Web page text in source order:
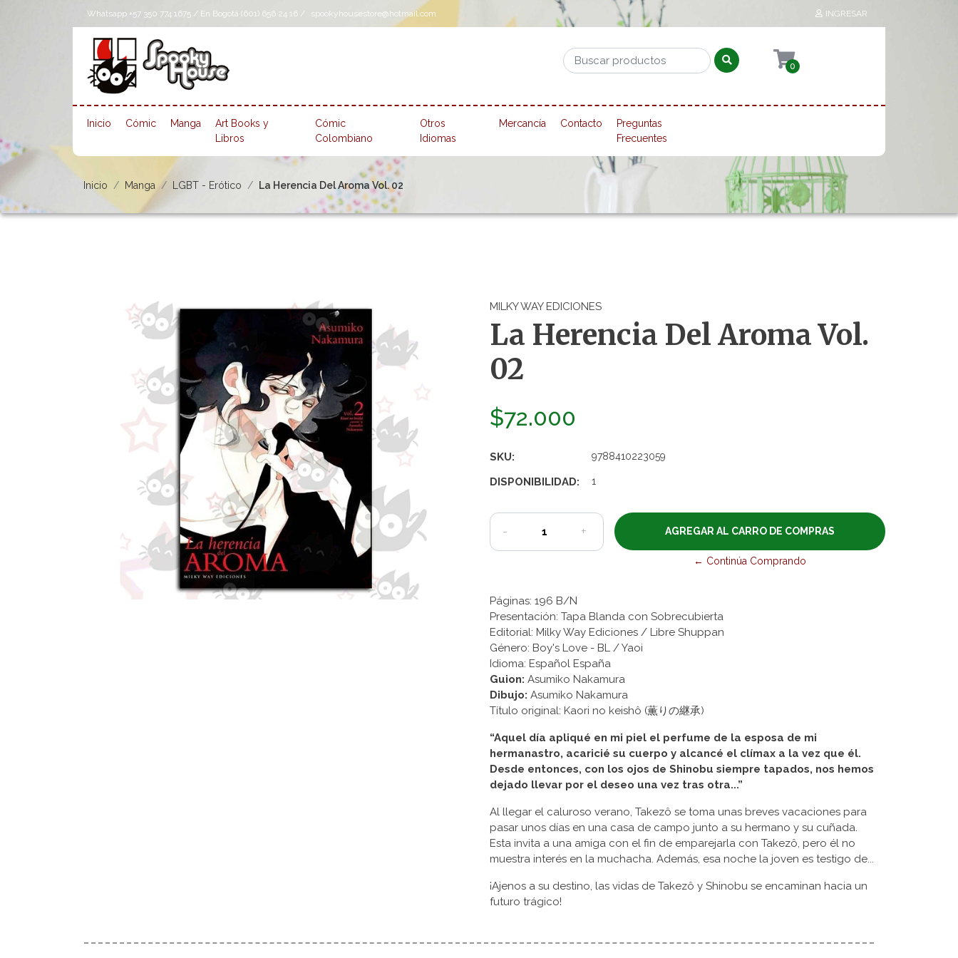
Whatsapp +57 350 774 1675 / En Bogotá (601) 656 24 16 / spookyhousestore@hotmail.com INGRESAR
0
Inicio Cómic Manga
Art Books y
Libros
Cómic
Colombiano
Otros
Idiomas
Mercancía Contacto
Preguntas
Frecuentes
Inicio Manga LGBT - Erótico La Herencia Del Aroma Vol. 02
MILKY WAY EDICIONES
La Herencia Del Aroma Vol.
02
$72.000
SKU: 9788410223059
DISPONIBILIDAD: 1
- +
← Continúa Comprando
Páginas: 196 B/N
Presentación: Tapa Blanda con Sobrecubierta
Editorial: Milky Way Ediciones / Libre Shuppan
Género: Boy's Love - BL / Yaoi
Idioma: Español España
Guion: Asumiko Nakamura
Dibujo: Asumiko Nakamura
Título original: Kaori no keishô (薫りの継承)
“Aquel día apliqué en mi piel el perfume de la esposa de mi
hermanastro, acaricié su cuerpo y alcancé el clímax a la vez que él.
Desde entonces, con los ojos de Shinobu siempre tapados, nos hemos
dejado llevar por el deseo una vez tras otra...”
Al llegar el caluroso verano, Takezô se toma unas breves vacaciones para
pasar unos días en una casa de campo junto a su hermano y su cuñada.
Esta invita a una amiga con el fin de emparejarla con Takezô, pero él no
muestra interés en la muchacha. Además, esa noche la joven es testigo de...
¡Ajenos a su destino, las vidas de Takezô y Shinobu se encaminan hacia un
futuro trágico!